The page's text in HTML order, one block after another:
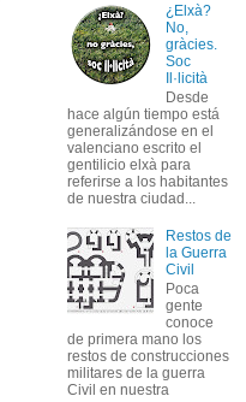
¿Elxà?
No,
gràcies.
Soc
Il·licità
Desde
hace algún tiempo está
generalizándose en el
valenciano escrito el
gentilicio elxà para
referirse a los habitantes
de nuestra ciudad...
Restos de
la Guerra
Civil
Poca
gente
conoce
de primera mano los
restos de construcciones
militares de la guerra
Civil en nuestra